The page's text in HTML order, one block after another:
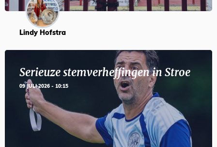
Lindy Hofstra
Serieuze stemverheffingen in Stroe
09 JULI 2026 - 10:15